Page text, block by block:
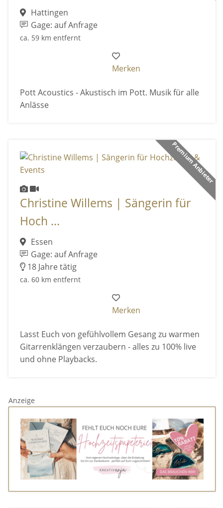
Hattingen
Gage: auf Anfrage
ca. 59 km entfernt
Merken
Pott Acoustics - Akustisch im Pott. Musik für alle
Anlässe
Premium Anbieter
Christine Willems | Sängerin für
Hoch ...
Essen
Gage: auf Anfrage
18 Jahre tätig
ca. 60 km entfernt
Merken
Lasst Euch von gefühlvollem Gesang zu warmen
Gitarrenklängen verzaubern - alles zu 100% live
und ohne Playbacks.
Anzeige